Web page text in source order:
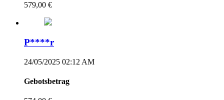
579,00 €
P****r
24/05/2025 02:12 AM
Gebotsbetrag